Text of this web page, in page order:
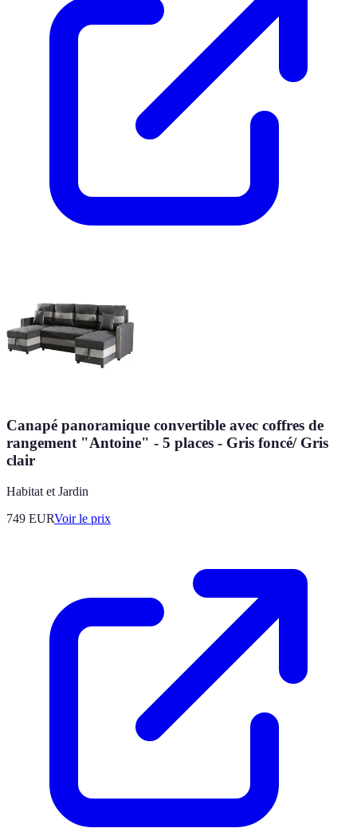
Canapé panoramique convertible avec coffres de
rangement "Antoine" - 5 places - Gris foncé/ Gris
clair
Habitat et Jardin
749 EURVoir le prix